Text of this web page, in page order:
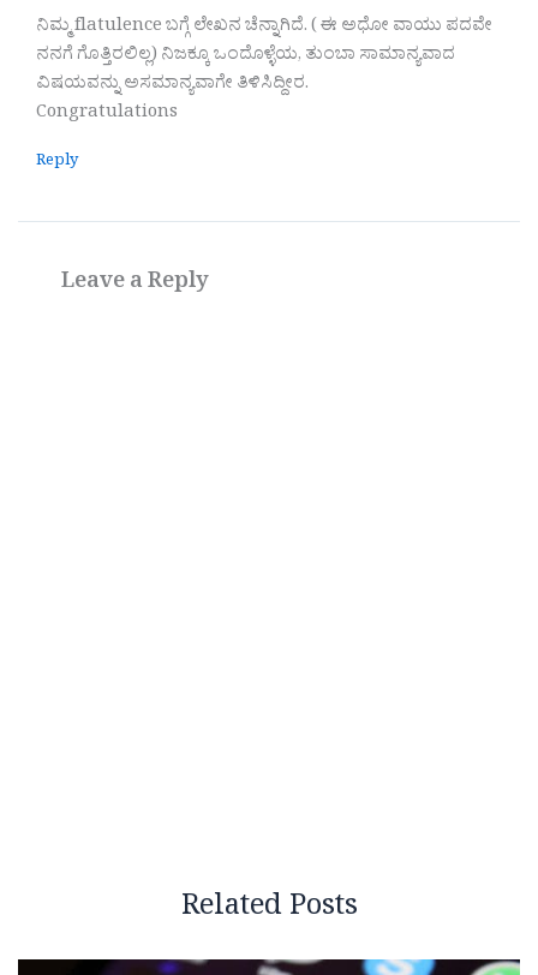
ನಿಮ್ಮ flatulence ಬಗ್ಗೆ ಲೇಖನ ಚೆನ್ನಾಗಿದೆ. ( ಈ ಅಧೋ ವಾಯು ಪದವೇ
ನನಗೆ ಗೊತ್ತಿರಲಿಲ್ಲ) ನಿಜಕ್ಕೂ ಒಂದೊಳ್ಳೆಯ, ತುಂಬಾ ಸಾಮಾನ್ಯವಾದ
ವಿಷಯವನ್ನು ಅಸಮಾನ್ಯವಾಗೇ ತಿಳಿಸಿದ್ದೀರ.
Congratulations
Reply
Leave a Reply
Related Posts